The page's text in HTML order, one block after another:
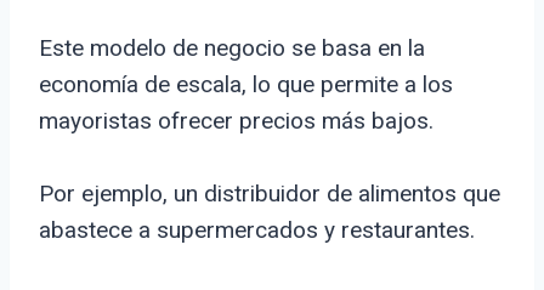
Este modelo de negocio se basa en la
economía de escala, lo que permite a los
mayoristas ofrecer precios más bajos.
Por ejemplo, un distribuidor de alimentos que
abastece a supermercados y restaurantes.